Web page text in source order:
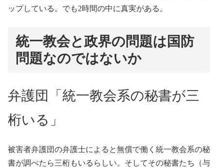
ップしている。でも2時間の中に真実がある。
統一教会と政界の問題は国防
問題なのではないか
弁護団「 統一教会系の秘書が三
桁いる」
被害者弁護団の弁護士によると無償で働く統一教会系の秘
書が調べたら三桁もいるらしい。そしてその秘書たち（与